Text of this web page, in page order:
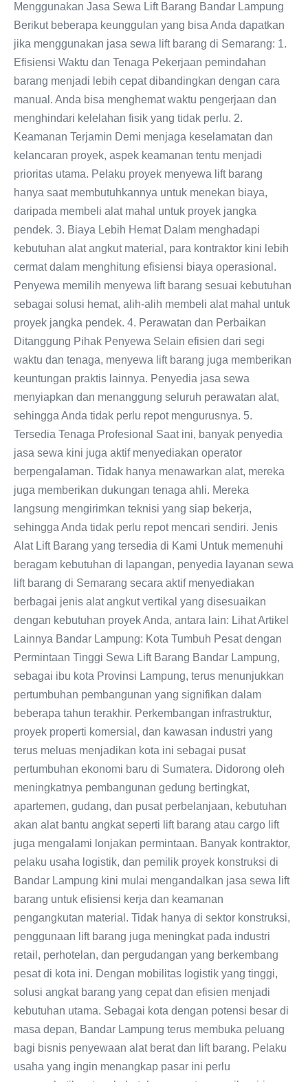
Menggunakan Jasa Sewa Lift Barang Bandar Lampung
Berikut beberapa keunggulan yang bisa Anda dapatkan
jika menggunakan jasa sewa lift barang di Semarang: 1.
Efisiensi Waktu dan Tenaga Pekerjaan pemindahan
barang menjadi lebih cepat dibandingkan dengan cara
manual. Anda bisa menghemat waktu pengerjaan dan
menghindari kelelahan fisik yang tidak perlu. 2.
Keamanan Terjamin Demi menjaga keselamatan dan
kelancaran proyek, aspek keamanan tentu menjadi
prioritas utama. Pelaku proyek menyewa lift barang
hanya saat membutuhkannya untuk menekan biaya,
daripada membeli alat mahal untuk proyek jangka
pendek. 3. Biaya Lebih Hemat Dalam menghadapi
kebutuhan alat angkut material, para kontraktor kini lebih
cermat dalam menghitung efisiensi biaya operasional.
Penyewa memilih menyewa lift barang sesuai kebutuhan
sebagai solusi hemat, alih-alih membeli alat mahal untuk
proyek jangka pendek. 4. Perawatan dan Perbaikan
Ditanggung Pihak Penyewa Selain efisien dari segi
waktu dan tenaga, menyewa lift barang juga memberikan
keuntungan praktis lainnya. Penyedia jasa sewa
menyiapkan dan menanggung seluruh perawatan alat,
sehingga Anda tidak perlu repot mengurusnya. 5.
Tersedia Tenaga Profesional Saat ini, banyak penyedia
jasa sewa kini juga aktif menyediakan operator
berpengalaman. Tidak hanya menawarkan alat, mereka
juga memberikan dukungan tenaga ahli. Mereka
langsung mengirimkan teknisi yang siap bekerja,
sehingga Anda tidak perlu repot mencari sendiri. Jenis
Alat Lift Barang yang tersedia di Kami Untuk memenuhi
beragam kebutuhan di lapangan, penyedia layanan sewa
lift barang di Semarang secara aktif menyediakan
berbagai jenis alat angkut vertikal yang disesuaikan
dengan kebutuhan proyek Anda, antara lain: Lihat Artikel
Lainnya Bandar Lampung: Kota Tumbuh Pesat dengan
Permintaan Tinggi Sewa Lift Barang Bandar Lampung,
sebagai ibu kota Provinsi Lampung, terus menunjukkan
pertumbuhan pembangunan yang signifikan dalam
beberapa tahun terakhir. Perkembangan infrastruktur,
proyek properti komersial, dan kawasan industri yang
terus meluas menjadikan kota ini sebagai pusat
pertumbuhan ekonomi baru di Sumatera. Didorong oleh
meningkatnya pembangunan gedung bertingkat,
apartemen, gudang, dan pusat perbelanjaan, kebutuhan
akan alat bantu angkat seperti lift barang atau cargo lift
juga mengalami lonjakan permintaan. Banyak kontraktor,
pelaku usaha logistik, dan pemilik proyek konstruksi di
Bandar Lampung kini mulai mengandalkan jasa sewa lift
barang untuk efisiensi kerja dan keamanan
pengangkutan material. Tidak hanya di sektor konstruksi,
penggunaan lift barang juga meningkat pada industri
retail, perhotelan, dan pergudangan yang berkembang
pesat di kota ini. Dengan mobilitas logistik yang tinggi,
solusi angkat barang yang cepat dan efisien menjadi
kebutuhan utama. Sebagai kota dengan potensi besar di
masa depan, Bandar Lampung terus membuka peluang
bagi bisnis penyewaan alat berat dan lift barang. Pelaku
usaha yang ingin menangkap pasar ini perlu